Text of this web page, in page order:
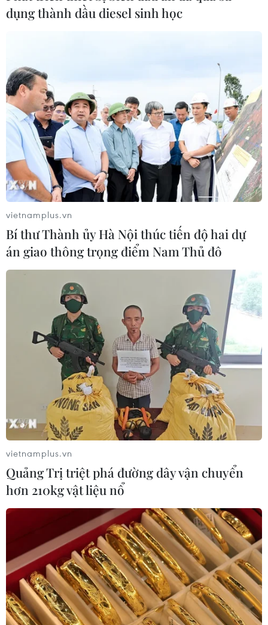
dụng thành dầu diesel sinh học
vietnamplus.vn
Bí thư Thành ủy Hà Nội thúc tiến độ hai dự
án giao thông trọng điểm Nam Thủ đô
vietnamplus.vn
Quảng Trị triệt phá đường dây vận chuyển
hơn 210kg vật liệu nổ